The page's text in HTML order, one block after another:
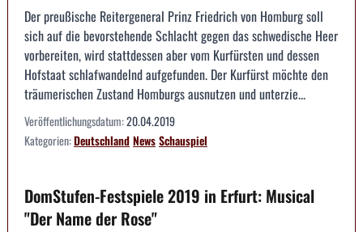
Der preußische Reitergeneral Prinz Friedrich von Homburg soll
sich auf die bevorstehende Schlacht gegen das schwedische Heer
vorbereiten, wird stattdessen aber vom Kurfürsten und dessen
Hofstaat schlafwandelnd aufgefunden. Der Kurfürst möchte den
träumerischen Zustand Homburgs ausnutzen und unterzie...
Veröffentlichungsdatum:20.04.2019
Kategorien:DeutschlandNewsSchauspiel
DomStufen-Festspiele 2019 in Erfurt: Musical
"Der Name der Rose"